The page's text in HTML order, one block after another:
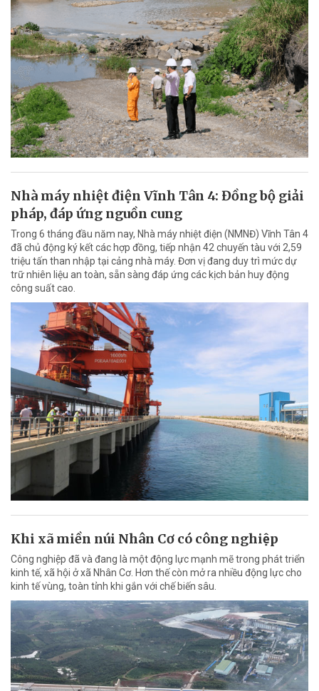
Nhà máy nhiệt điện Vĩnh Tân 4: Đồng bộ giải
pháp, đáp ứng nguồn cung
Trong 6 tháng đầu năm nay, Nhà máy nhiệt điện (NMNĐ) Vĩnh Tân 4
đã chủ động ký kết các hợp đồng, tiếp nhận 42 chuyến tàu với 2,59
triệu tấn than nhập tại cảng nhà máy. Đơn vị đang duy trì mức dự
trữ nhiên liệu an toàn, sẵn sàng đáp ứng các kịch bản huy động
công suất cao.
Khi xã miền núi Nhân Cơ có công nghiệp
Công nghiệp đã và đang là một động lực mạnh mẽ trong phát triển
kinh tế, xã hội ở xã Nhân Cơ. Hơn thế còn mở ra nhiều động lực cho
kinh tế vùng, toàn tỉnh khi gắn với chế biến sâu.